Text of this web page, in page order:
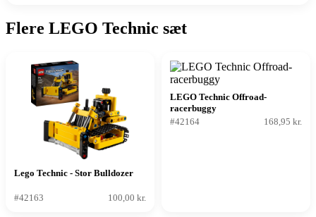
Flere LEGO Technic sæt
Lego Technic - Stor Bulldozer
#42163 100,00 kr.
LEGO Technic Offroad-
racerbuggy
#42164
168,95 kr.